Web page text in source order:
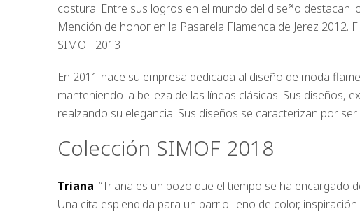
costura. Entre sus logros en el mundo del diseño destacan
Mención de honor en la Pasarela Flamenca de Jerez 2012.
SIMOF 2013
En 2011 nace su empresa dedicada al diseño de moda
manteniendo la belleza de las líneas clásicas. Sus diseños,
realzando su elegancia. Sus diseños se caracterizan por
Colección SIMOF 2018
Triana. “Triana es un pozo que el tiempo se ha encargado
Una cita esplendida para un barrio lleno de color,